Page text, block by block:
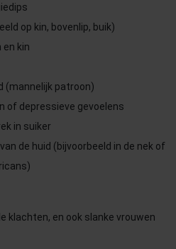
op kin, bovenlip, buik)
en kin
(mannelijk patroon)
of depressieve gevoelens
in suiker
de huid (bijvoorbeeld in de nek of
klachten, en ook slanke vrouwen